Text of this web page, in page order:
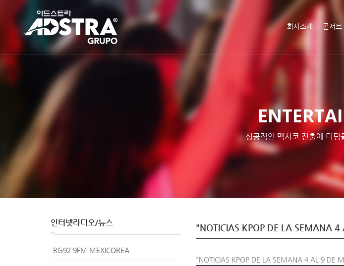
메뉴 건너
회사소개 콘서트
성공적인 멕시코 진출에 디딤
"NOTICIAS KPOP DE LA SEMANA
"NOTICIAS KPOP DE LA SEMANA 4 AL 9 DE
인터넷라디오/뉴스
RG92.9FM MEXICOREA